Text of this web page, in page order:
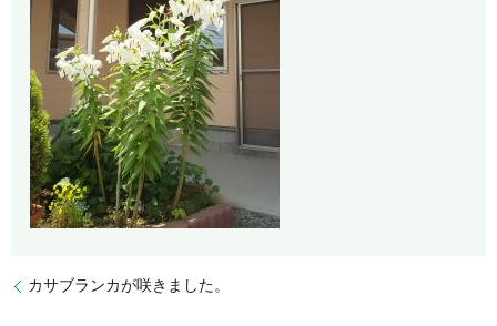
カサブランカが咲きました。